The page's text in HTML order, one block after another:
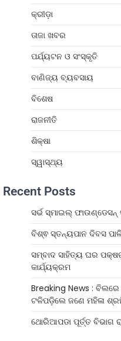
କ୍ରୀଡ଼ା
ତାଜା ଖବର
ପର୍ଯ୍ୟଟନ ଓ ସଂସ୍କୃତି
ବାଣିଜ୍ୟ ବ୍ୟବସାୟ
ବିଶେଷ
ରାଜନୀତି
ଶିକ୍ଷା
ସ୍ୱାସ୍ଥ୍ୟ
Recent Posts
ସର୍ଭ ସ୍ମାଇଲ୍
ବିଶ୍ଵ ସ୍ତନ୍ୟପାନ ଦିବସ
ସମ୍ବାଦ ସାହିତ୍ୟ ଘର
କାର୍ଯ୍ୟକ୍ରମ
Breaking News : ବିଲରେ
ଟଳିପଡ଼ିଲେ ଜଣେ ମହିଳା
ଥୋରିଆପଡା ପୂର୍ତ୍ତ ବିଭାଗ